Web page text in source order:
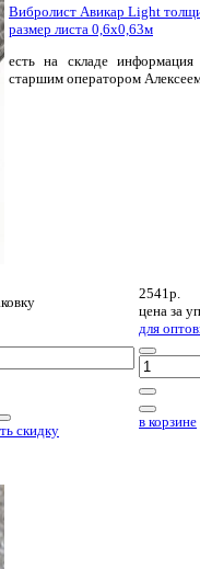
Вибролист Авикар Light
размер листа 0,6х0,63м
есть на складе информация
старшим оператором
скидку
2541р.
цена за
для
в корзине